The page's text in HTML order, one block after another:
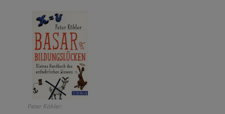
Peter Köhler: